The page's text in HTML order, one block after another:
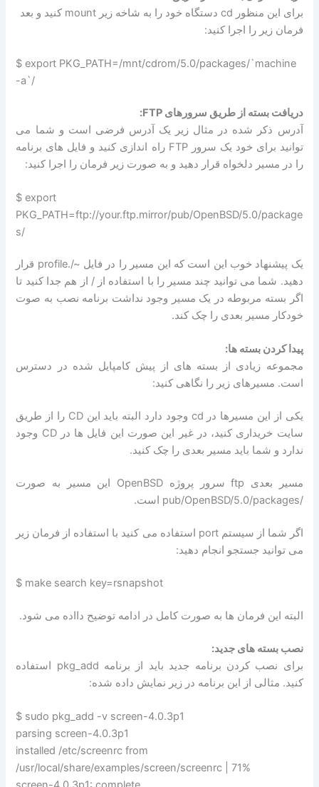
برای این منظور cd دستگاه خود را به شاخه زیر mount کنید و بعد
فرمان زیر را اجرا کنید:
$ export PKG_PATH=/mnt/cdrom/5.0/packages/`machine
-a`/
دریافت بسته از طریق سرورهای FTP:
آدرس ذکر شده در مثال زیر یک آدرس فرضی است و شما می
توانید برای خود یک سرور FTP راه اندازی کنید و فایل های برنامه
را در مسیر دلخواه قرار دهید و به صورت زیر فرمان را اجرا کنید:
$ export
PKG_PATH=ftp://your.ftp.mirror/pub/OpenBSD/5.0/package
s/
یک پیشنهاد خوب این است که این مسیر را در فایل ~/.profile قرار
دهید. شما می توانید چند مسیر را با استفاده از / از هم جدا کنید تا
اگر بسته مربوطه در یک مسیر وجود نداشت برنامه نصب به صوت
خودکار مسیر بعدی را چک کند.
پیدا کردن بسته ها:
مجموعه زیادی از بسته های از پیش کامپایل شده در دسترس
است. مسیرهای زیر را نگاهی کنید:
یکی از این مسیرها در cd وجود دارد البته باید این CD را از طریق
سایت خریداری کنید، در غیر این صورت این فایل ها در CD وجود
ندارد و شما باید مسیر بعدی را چک کنید.
مسیر بعدی ftp سرور پروژه OpenBSD این مسیر به صورت
/pub/OpenBSD/5.0/packages است.
اگر شما از سیستم port استفاده می کنید با استفاده از فرمان زیر
می توانید جستجو انجام دهید:
$ make search key=rsnapshot
البته این فرمان ها به صورت کامل در ادامه توضیح دااده می شود.
نصب بسته های جدید:
برای نصب کردن برنامه جدید باید از برنامه pkg_add استفاده
کنید. مثالی از این برنامه در زیر نمایش داده شده:
$ sudo pkg_add -v screen-4.0.3p1
parsing screen-4.0.3p1
installed /etc/screenrc from
/usr/local/share/examples/screen/screenrc | 71%